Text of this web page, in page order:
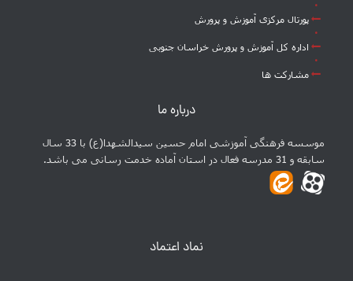
پورتال مرکزی آموزش و پرورش
اداره کل آموزش و پرورش خراسان جنوبی
مشارکت ها
درباره ما
موسسه فرهنگی آموزشی امام حسین سیدالشهدا(ع) با 33 سال
سابقه و 31 مدرسه فعال در استان آماده خدمت رسانی می باشد.
نماد اعتماد